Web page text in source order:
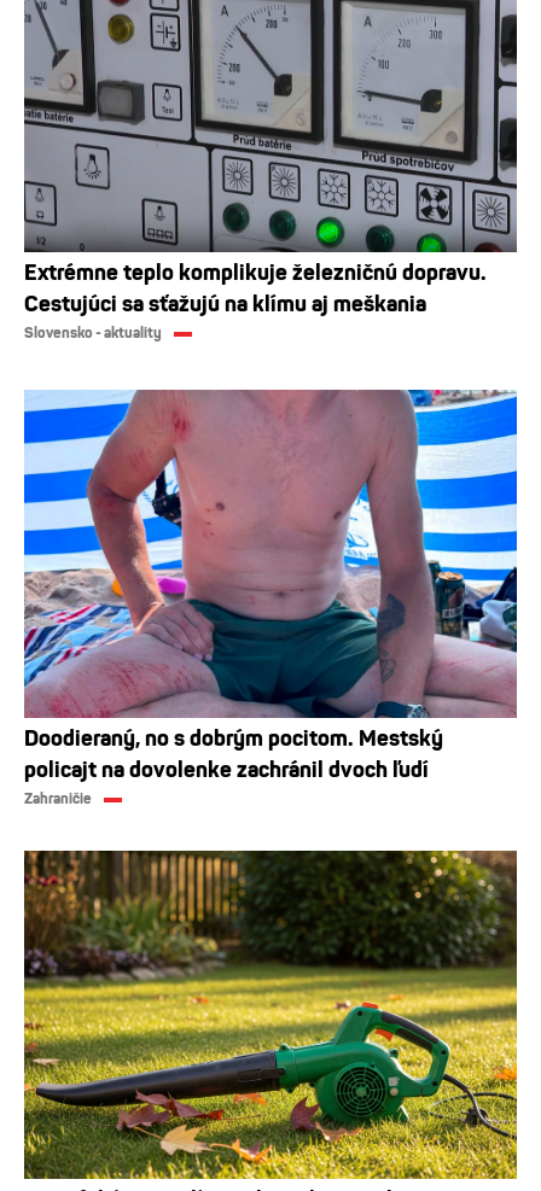
Extrémne teplo komplikuje železničnú dopravu.
Cestujúci sa sťažujú na klímu aj meškania
Slovensko - aktuality
Doodieraný, no s dobrým pocitom. Mestský
policajt na dovolenke zachránil dvoch ľudí
Zahraničie